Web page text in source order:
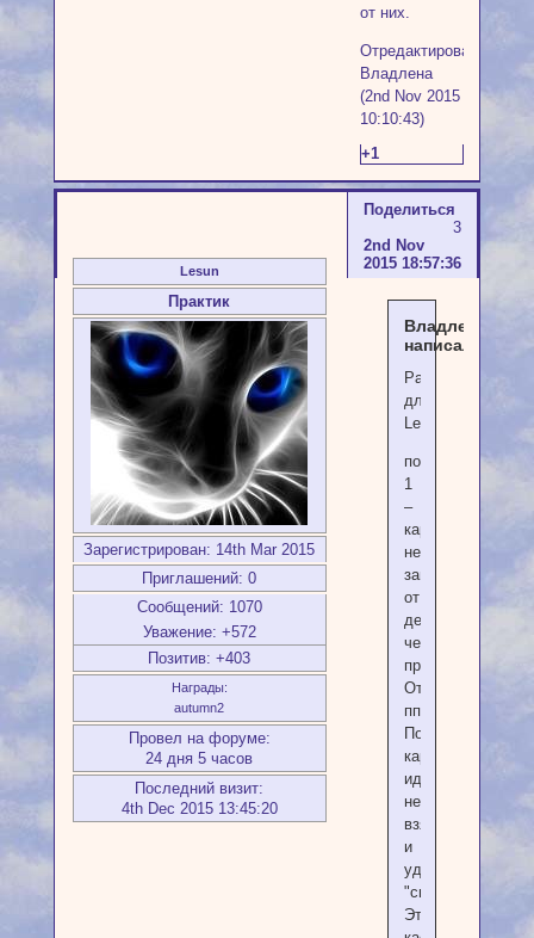
от них.
Отредактировано
Владлена
(2nd Nov 2015
10:10:43)
+1
Поделиться
3
2nd Nov
2015 18:57:36
Lesun
Практик
Зарегистрирован: 14th Mar 2015
Приглашений: 0
Сообщений: 1070
Уважение: +572
Позитив: +403
Награды:
autumn2
Провел на форуме:
24 дня 5 часов
Последний визит:
4th Dec 2015 13:45:20
Владлена
написал(а):
Расклад
для
Lesun
поз.
1
–
кармическая,
не
зависящая
от
действий
человека
причина
Отал
пп
По
карме
идет
неспособность
взять
и
удержать
"свое".
Это